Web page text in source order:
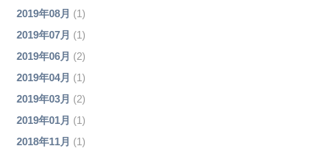
2019年08月 (1)
2019年07月 (1)
2019年06月 (2)
2019年04月 (1)
2019年03月 (2)
2019年01月 (1)
2018年11月 (1)